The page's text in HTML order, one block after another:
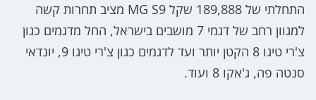
התחלתי של 189,888 שקל MG S9 מציב תחרות קשה
למגוון רחב של דגמי 7 מושבים בישראל, החל מדגמים כגון
צ'רי טיגו 8 הקטן יותר ועד לדגמים כגון צ'רי טיגו 9, יונדאי
סנטה פה, ג'אקו 8 ועוד.